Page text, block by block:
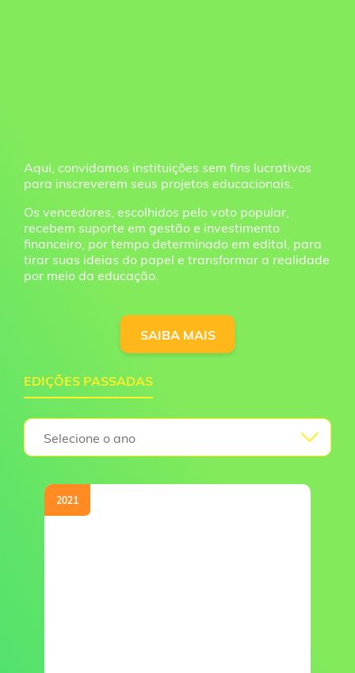
Aqui, convidamos instituições sem fins lucrativos
para inscreverem seus projetos educacionais.
Os vencedores, escolhidos pelo voto popular,
recebem suporte em gestão e investimento
financeiro, por tempo determinado em edital, para
tirar suas ideias do papel e transformar a realidade
por meio da educação.
SAIBA MAIS
EDIÇÕES PASSADAS
Selecione o ano
2021